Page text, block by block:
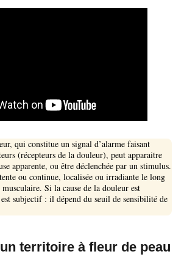
qui constitue un signal d’alarme faisant
(récepteurs de la douleur), peut apparaitre
apparente, ou être déclenchée par un stimulus.
ou continue, localisée ou irradiante le long
Si la cause de la douleur est
subjectif : il dépend du seuil de sensibilité de
territoire à fleur de peau